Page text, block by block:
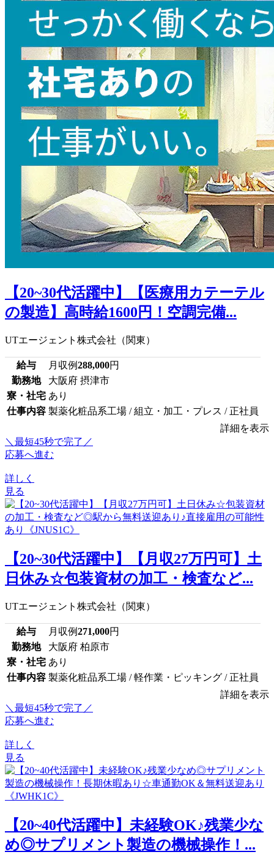
【20~30代活躍中】【医療用カテーテル
の製造】高時給1600円！空調完備...
UTエージェント株式会社（関東）
給与 月収例288,000円
勤務地
大阪府 摂津市
寮・社宅 あり
仕事内容 製薬化粧品系工場 / 組立・加工・プレス / 正社員
詳細を表示
＼最短45秒で完了／
応募へ進む
詳しく
見る
【20~30代活躍中】【月収27万円可】土
日休み☆包装資材の加工・検査など...
UTエージェント株式会社（関東）
給与 月収例271,000円
勤務地
大阪府 柏原市
寮・社宅 あり
仕事内容 製薬化粧品系工場 / 軽作業・ピッキング / 正社員
詳細を表示
＼最短45秒で完了／
応募へ進む
詳しく
見る
【20~40代活躍中】未経験OK♪残業少な
め◎サプリメント製造の機械操作！...